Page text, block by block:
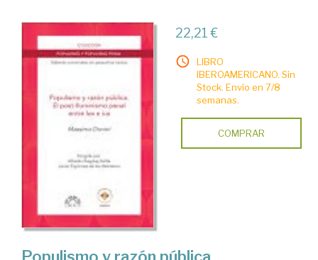
22,21 €
LIBRO
IBEROAMERICANO. Sin
Stock. Envío en 7/8
semanas.
COMPRAR